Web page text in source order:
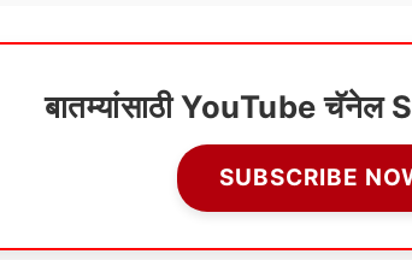
बातम्यांसाठी YouTube चॅनेल
SUBSCRIBE